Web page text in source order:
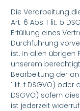
Die Verarbeitung
Art. 6 Abs. 1 lit. b
Erfüllung eines
Durchführung
ist. In allen übrigen
unserem
Bearbeitung der
1 lit. f DSGVO) oder
DSGVO) sofern
ist jederzeit